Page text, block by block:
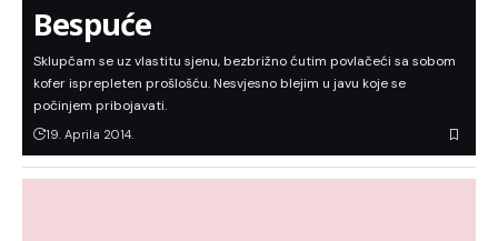
Bespuće
Sklupčam se uz vlastitu sjenu, bezbrižno ćutim povlačeći sa sobom
kofer isprepleten prošlošću. Nesvjesno blejim u javu koje se
počinjem pribojavati.
19. Aprila 2014.